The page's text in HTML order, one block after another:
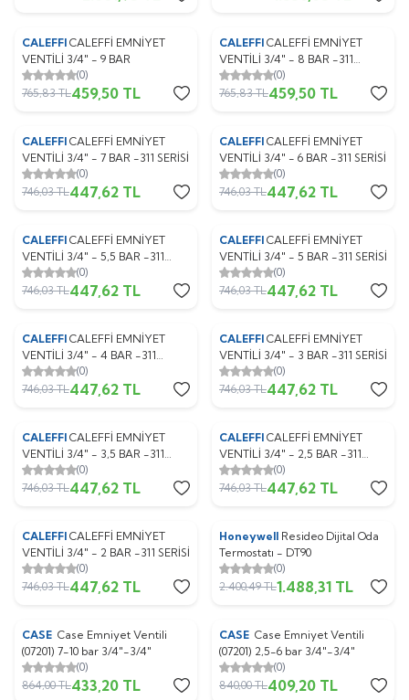
%40
Yeni
CALEFFI CALEFFİ EMNİYET
VENTİLİ 3/4" - 9 BAR
(0)
765,83TL459,50 TL
%40
Yeni
CALEFFI CALEFFİ EMNİYET
VENTİLİ 3/4" - 8 BAR -311
SERİSİ
(0)
765,83TL459,50 TL
%40
Yeni
CALEFFI CALEFFİ EMNİYET
VENTİLİ 3/4" - 7 BAR -311 SERİSİ
(0)
746,03TL447,62 TL
%40
Yeni
CALEFFI CALEFFİ EMNİYET
VENTİLİ 3/4" - 6 BAR -311 SERİSİ
(0)
746,03TL447,62 TL
%40
Yeni
CALEFFI CALEFFİ EMNİYET
VENTİLİ 3/4" - 5,5 BAR -311
SERİSİ
(0)
746,03TL447,62 TL
%40
Yeni
CALEFFI CALEFFİ EMNİYET
VENTİLİ 3/4" - 5 BAR -311 SERİSİ
(0)
746,03TL447,62 TL
%40
Yeni
CALEFFI CALEFFİ EMNİYET
VENTİLİ 3/4" - 4 BAR -311
SERİSİ
(0)
746,03TL447,62 TL
%40
Yeni
CALEFFI CALEFFİ EMNİYET
VENTİLİ 3/4" - 3 BAR -311 SERİSİ
(0)
746,03TL447,62 TL
%40
Yeni
CALEFFI CALEFFİ EMNİYET
VENTİLİ 3/4" - 3,5 BAR -311
SERİSİ
(0)
746,03TL447,62 TL
%40
Yeni
CALEFFI CALEFFİ EMNİYET
VENTİLİ 3/4" - 2,5 BAR -311
SERİSİ
(0)
746,03TL447,62 TL
%40
Yeni
CALEFFI CALEFFİ EMNİYET
VENTİLİ 3/4" - 2 BAR -311 SERİSİ
(0)
746,03TL447,62 TL
%38
Yeni
Honeywell Resideo Dijital Oda
Termostatı - DT90
(0)
2.400,49TL1.488,31 TL
%50
Yeni
CASE Case Emniyet Ventili
(07201) 7-10 bar 3/4"-3/4"
(0)
864,00TL433,20 TL
%51
Yeni
CASE Case Emniyet Ventili
(07201) 2,5-6 bar 3/4"-3/4"
(0)
840,00TL409,20 TL